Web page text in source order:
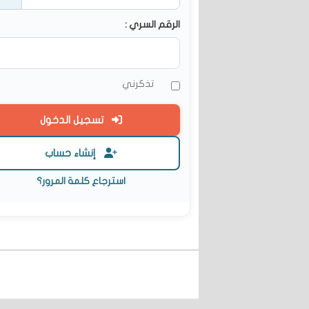
الرقم السري :
تذكرني
تسجيل الدخول
إنشاء حساب
استرجاع كلمة المرور؟